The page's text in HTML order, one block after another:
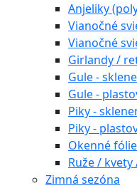
Anjeliky
Vianočné
Vianočné
Girlandy /
Gule -
Gule -
Piky -
Piky -
Okenné
Ruže /
Zimná sezóna